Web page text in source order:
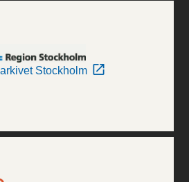
Stockholm